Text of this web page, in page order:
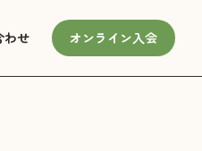
わせ オンライン入会